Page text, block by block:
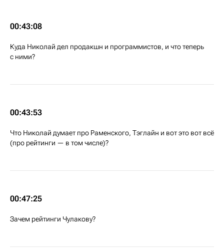
00:43:08
Куда Николай дел продакшн и программистов, и что теперь
с ними?
00:43:53
Что Николай думает про Раменского, Тэглайн и вот это вот всё
(про рейтинги — в том числе)?
00:47:25
Зачем рейтинги Чулакову?